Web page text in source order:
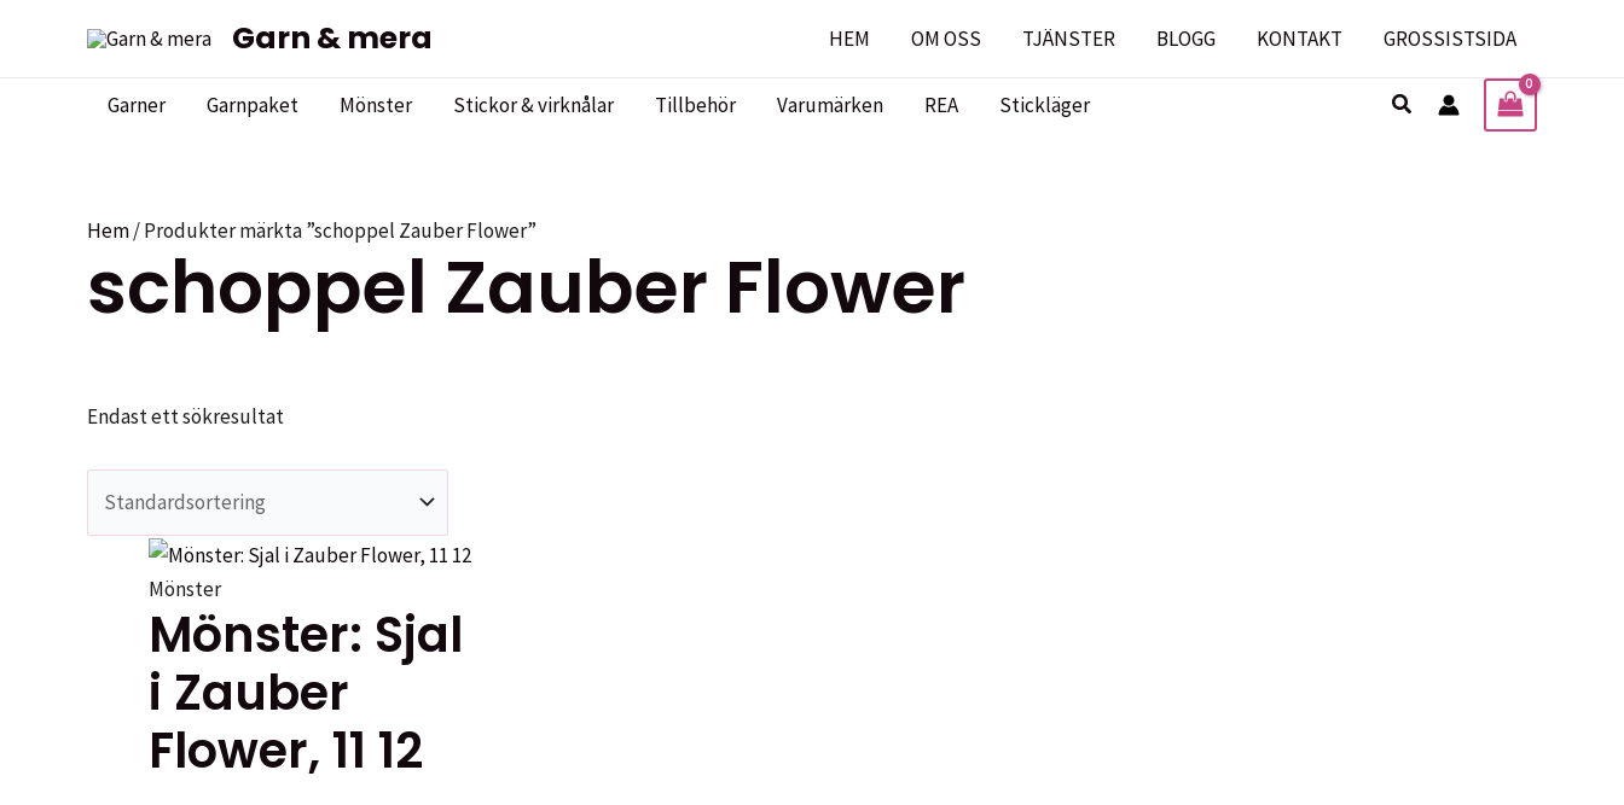
Garn & mera HEM OM OSS TJÄNSTER BLOGG KONTAKT GROSSISTSIDA
Garner Garnpaket Mönster Stickor & virknålar Tillbehör Varumärken REA Stickläger Sök
Hem/ Produkter märkta ”schoppel Zauber Flower”
schoppel Zauber Flower
Endast ett sökresultat
Mönster
Mönster: Sjal
i Zauber
Flower, 11 12